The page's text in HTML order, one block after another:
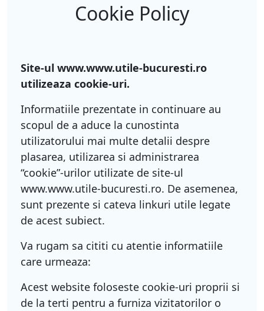
Cookie Policy
Site-ul www.www.utile-bucuresti.ro
utilizeaza cookie-uri.
Informatiile prezentate in continuare au
scopul de a aduce la cunostinta
utilizatorului mai multe detalii despre
plasarea, utilizarea si administrarea
“cookie”-urilor utilizate de site-ul
www.www.utile-bucuresti.ro. De asemenea,
sunt prezente si cateva linkuri utile legate
de acest subiect.
Va rugam sa cititi cu atentie informatiile
care urmeaza:
Acest website foloseste cookie-uri proprii si
de la terti pentru a furniza vizitatorilor o